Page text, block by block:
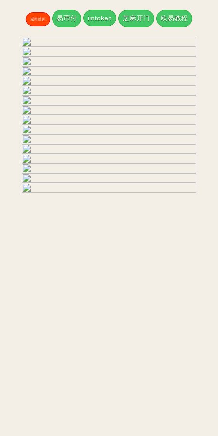
返回首页 易币付 imtoken 芝麻开门 欧易教程